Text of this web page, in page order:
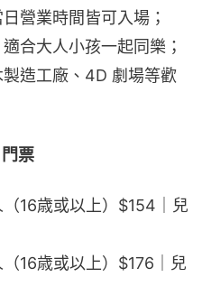
營業時間皆可入場；
合大人小孩一起同樂；
造工廠、4D 劇場等歡
票
16歳或以上）$154｜兒
16歳或以上）$176｜兒